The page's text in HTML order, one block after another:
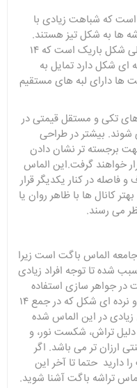
که شباهت زیادی با
ها به شکل تیز هستند.
الماس تراش باگت یک الماس مستطیلی شکل باریک است که ۱۴
ای شکل دارد تمایل به
ها دارای لبه های مستقیم
تکی و مستقل قیمتی در
شوند. بیشتر در طراحی
برجسته تر نشان دادن
خواهند گرفت.این الماس
در کنار یکدیگر قرار
کانال ها با ظاهر روان یا
می رسند.
الماس باگت است زیرا
شده تا توجه افراد زیادی
در جواهر سازی استفاده
می شود در واقع داشتن سطوح موازی و نرده ای شکل که در جمع ۱۴
در این الماس شده
تراش، شکست نور، و
ارزان تر می باشد. اگر
دارید حتما تا آخر این
تراشه باگت آشنا شوید.